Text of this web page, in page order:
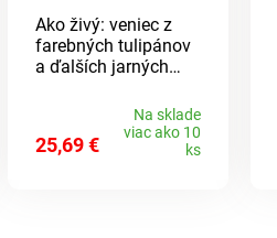
Ako živý: veniec z
farebných tulipánov
a ďalších jarných
neho tešiť celé roky.
Vyzerá ako pravý.
Jednoduchá údržba.
25,69 €
Na sklade
viac ako 10
ks